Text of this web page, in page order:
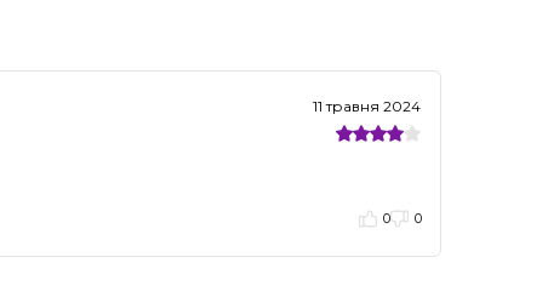
11 травня 2024
0 0